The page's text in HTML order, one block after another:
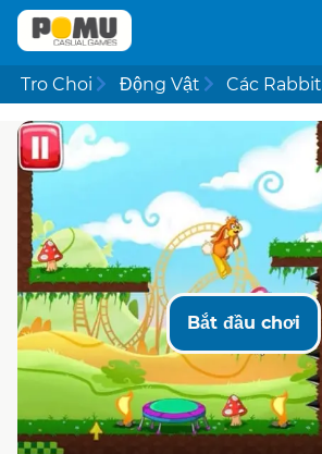
Tro Choi Động Vật Các Rabbit
Bắt đầu chơi